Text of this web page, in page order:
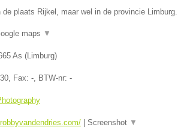
de plaats Rijkel, maar wel in de provincie Limburg.
maps ▼
As (Limburg)
, Fax: -, BTW-nr: -
Screenshot ▼